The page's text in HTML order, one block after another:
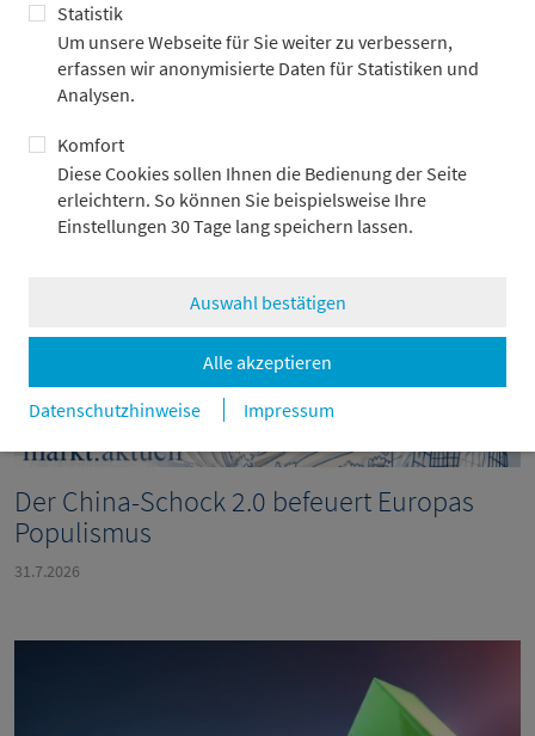
Statistik
Um unsere Webseite für Sie weiter zu verbessern,
erfassen wir anonymisierte Daten für Statistiken und
Analysen.
Komfort
Diese Cookies sollen Ihnen die Bedienung der Seite
erleichtern. So können Sie beispielsweise Ihre
Einstellungen 30 Tage lang speichern lassen.
Auswahl bestätigen
Alle akzeptieren
Datenschutzhinweise
Impressum
Kann Wirtschaftswachstum auch „zu stark“
sein?
Der China-Schock 2.0 befeuert Europas
Populismus
31.7.2026